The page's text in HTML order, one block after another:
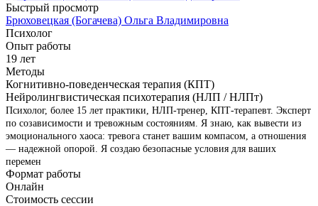
Быстрый просмотр
Брюховецкая (Богачева) Ольга Владимировна
Психолог
Опыт работы
19 лет
Методы
Когнитивно-поведенческая терапия (КПТ)
Нейролингвистическая психотерапия (НЛП / НЛПт)
Психолог, более 15 лет практики, НЛП-тренер, КПТ-терапевт. Эксперт
по созависимости и тревожным состояниям. Я знаю, как вывести из
эмоционального хаоса: тревога станет вашим компасом, а отношения
— надежной опорой. Я создаю безопасные условия для ваших
перемен
Формат работы
Онлайн
Стоимость сессии